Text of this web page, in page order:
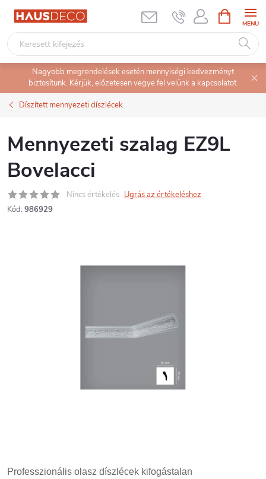
Ugrás
tartalomhoz
KOSÁR
Nagyobb megrendelések esetén mennyiségi kedvezményt
biztosítunk. Kérjük, előzetesen vegye fel velünk a kapcsolatot.
Díszített mennyezeti díszlécek
Mennyezeti szalag EZ9L
Bovelacci
Nincs értékelés Ugrás az értékeléshez
Kód: 986929
Professzionális olasz díszlécek kifogástalan